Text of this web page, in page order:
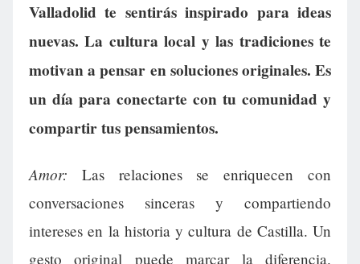
Valladolid te sentirás inspirado para ideas
nuevas. La cultura local y las tradiciones te
motivan a pensar en soluciones originales. Es
un día para conectarte con tu comunidad y
compartir tus pensamientos.
Amor: Las relaciones se enriquecen con
conversaciones sinceras y compartiendo
intereses en la historia y cultura de Castilla. Un
gesto original puede marcar la diferencia.